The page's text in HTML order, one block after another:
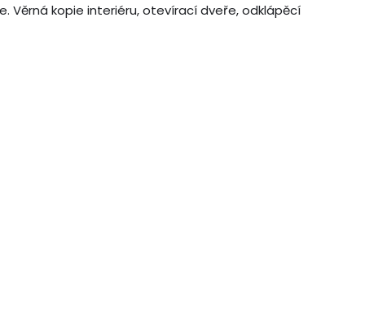
Věrná kopie interiéru, otevírací dveře, odklápěcí